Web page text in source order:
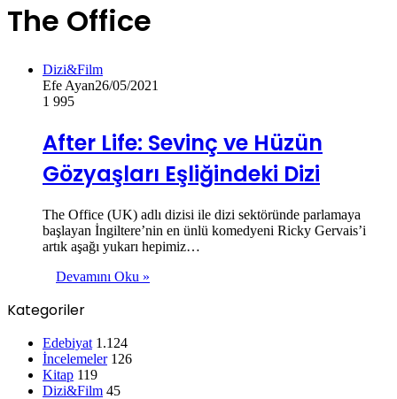
The Office
Dizi&Film
Efe Ayan26/05/2021
1 995
After Life: Sevinç ve Hüzün
Gözyaşları Eşliğindeki Dizi
The Office (UK) adlı dizisi ile dizi sektöründe parlamaya
başlayan İngiltere’nin en ünlü komedyeni Ricky Gervais’i
artık aşağı yukarı hepimiz…
Devamını Oku »
Kategoriler
Edebiyat 1.124
İncelemeler 126
Kitap 119
Dizi&Film 45